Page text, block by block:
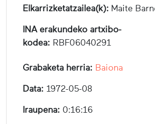
Elkarrizketatzailea(k): Maite
INA erakundeko artxibo-
kodea: RBF06040291
Grabaketa herria: Baiona
Data: 1972-05-08
Iraupena: 0:16:16